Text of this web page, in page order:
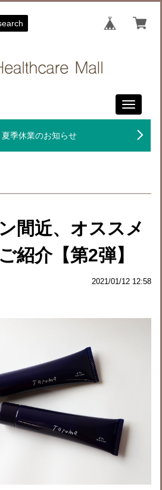
Toggle
夏季休業のお知らせ
間近、オススメ
紹介【第2弾】
2021/01/12 12:58